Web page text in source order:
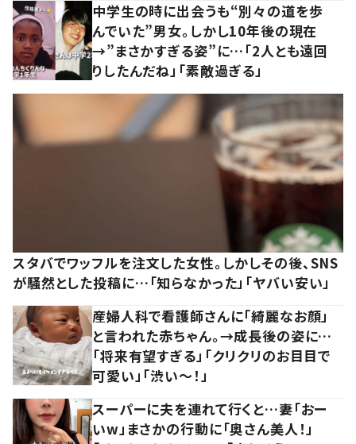
中学生の時に出会うも“別々の道を歩
んでいた”男女。しかし10年後の現在
→”まさかすぎる姿”に…「2人とも遠回
りしたんだね」「素敵過ぎる」
スタバでワッフルを注文した女性。しかしその後、SNS
が騒然とした投稿に…「知らなかった」「ヤバい安い」
産婦人科で看護師さんに「綺麗なお顔」
と言われた赤ちゃん。→成長後の姿に…
「将来有望すぎる」「クリクリのお目目で
可愛い」「渋い～！」
スーパーに夫を連れて行くと…妻「おー
いw」まさかの行動に「奥さん美人！」